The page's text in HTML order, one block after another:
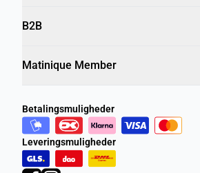
B2B
Matinique Member
Betalingsmuligheder
Leveringsmuligheder